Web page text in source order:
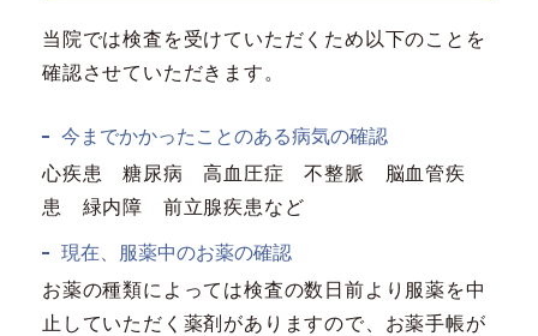
当院では検査を受けていただくため以下のことを
確認させていただきます。
今までかかったことのある病気の確認
心疾患 糖尿病 高血圧症 不整脈 脳血管疾
患 緑内障 前立腺疾患など
現在、服薬中のお薬の確認
お薬の種類によっては検査の数日前より服薬を中
止していただく薬剤がありますので、お薬手帳が